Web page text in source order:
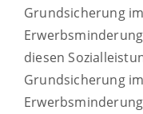
Grundsicherung
diesen
Grundsicherung